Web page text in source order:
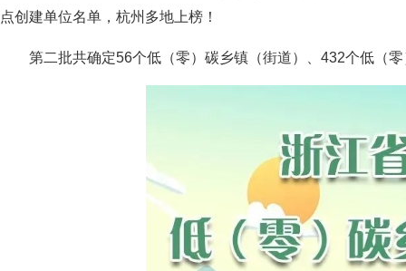
点创建单位名单，杭州多地上榜！
第二批共确定56个低（零）碳乡镇（街道）、432个低（